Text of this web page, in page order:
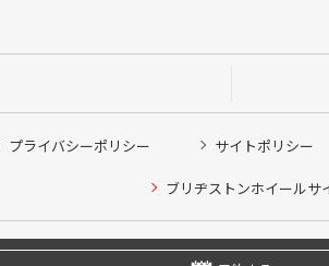
プライバシーポリシー サイトポリシー
ブリヂストンホイールサ
Copyright © 2024 Bridgestone Retail Co.,Ltd. All
ト作業の予約
のクローク契約会員の方はこちらを選択ください
ご利用いただけません